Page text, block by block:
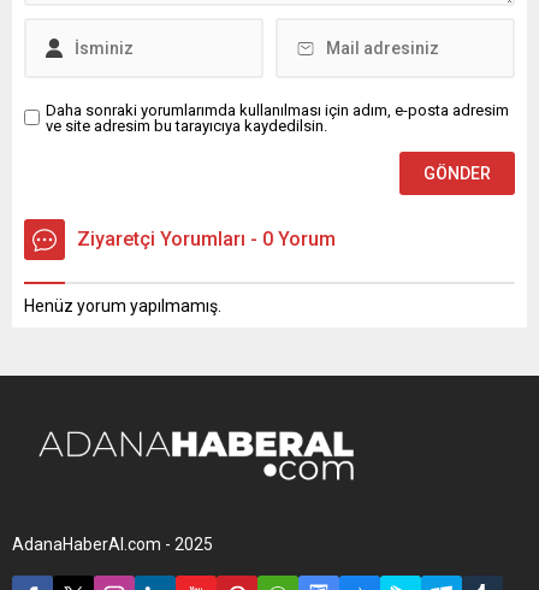
Daha sonraki yorumlarımda kullanılması için adım, e-posta adresim
ve site adresim bu tarayıcıya kaydedilsin.
Ziyaretçi Yorumları - 0 Yorum
Henüz yorum yapılmamış.
AdanaHaberAl.com - 2025